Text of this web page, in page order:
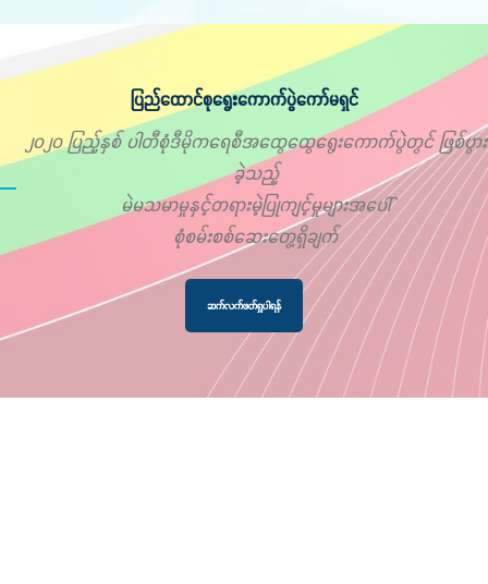
ပြည်ထောင်စုရွေးကောက်ပွဲကော်မရှင်
၂၀၂၀ ပြည့်နှစ် ပါတီစုံဒီမိုကရေစီအထွေထွေရွေးကောက်ပွဲတွင် ဖြစ်ပွား
ခဲ့သည့်
မဲမသမာမှုနှင့်တရားမဲ့ပြုကျင့်မှုများအပေါ်
စုံစမ်းစစ်ဆေးတွေ့ရှိချက်
ဆက်လက်ဖတ်ရှုပါရန်